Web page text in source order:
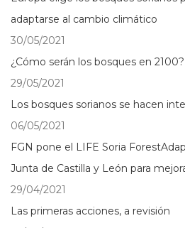
adaptarse al cambio climático
30/05/2021
¿Cómo serán los bosques en 2100?
29/05/2021
Los bosques sorianos se hacen
06/05/2021
FGN pone el LIFE Soria
Junta de Castilla y León para
29/04/2021
Las primeras acciones, a revisión